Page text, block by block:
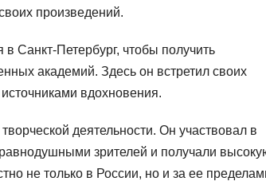
произведений.
Санкт-Петербург, чтобы получить
академий. Здесь он встретил своих
вдохновения.
деятельности. Он участвовал в
зрителей и получали
не только в России, но и за ее